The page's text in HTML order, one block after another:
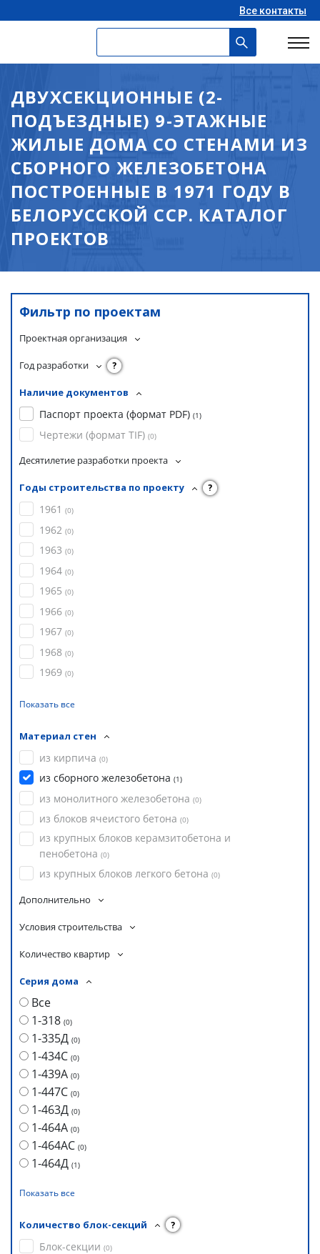
Все контакты
ДВУХСЕКЦИОННЫЕ (2-
ПОДЪЕЗДНЫЕ) 9-ЭТАЖНЫЕ
ЖИЛЫЕ ДОМА СО СТЕНАМИ ИЗ
СБОРНОГО ЖЕЛЕЗОБЕТОНА
ПОСТРОЕННЫЕ В 1971 ГОДУ В
БЕЛОРУССКОЙ ССР. КАТАЛОГ
ПРОЕКТОВ
Фильтр по проектам
Проектная организация
Год разработки ?
Наличие документов
Паспорт проекта (формат PDF) (1)
Чертежи (формат TIF) (0)
Десятилетие разработки проекта
Годы строительства по проекту ?
1961 (0)
1962 (0)
1963 (0)
1964 (0)
1965 (0)
1966 (0)
1967 (0)
1968 (0)
1969 (0)
Показать все
Материал стен
из кирпича (0)
из сборного железобетона (1)
из монолитного железобетона (0)
из блоков ячеистого бетона (0)
из крупных блоков керамзитобетона и
пенобетона (0)
из крупных блоков легкого бетона (0)
Дополнительно
Условия строительства
Количество квартир
Серия дома
Все
1-318 (0)
1-335Д (0)
1-434С (0)
1-439А (0)
1-447С (0)
1-463Д (0)
1-464А (0)
1-464АС (0)
1-464Д (1)
Показать все
Количество блок-секций ?
Блок-секции (0)